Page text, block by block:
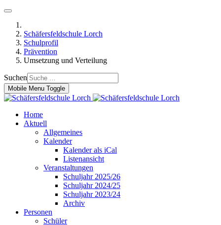
Schäfersfeldschule Lorch
Schulprofil
Prävention
Umsetzung und Verteilung
Suchen
Mobile Menu Toggle
Home
Aktuell
Allgemeines
Kalender
Kalender als iCal
Listenansicht
Veranstaltungen
Schuljahr 2025/26
Schuljahr 2024/25
Schuljahr 2023/24
Archiv
Personen
Schüler